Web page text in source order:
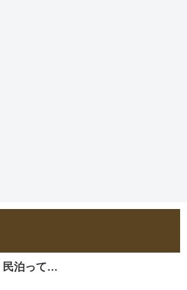
民泊って…